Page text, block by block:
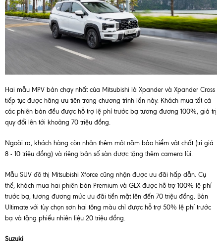
Hai mẫu MPV bán chạy nhất của Mitsubishi là Xpander và Xpander Cross
tiếp tục được hãng ưu tiên trong chương trình lần này. Khách mua tất cả
các phiên bản đều được hỗ trợ lệ phí trước bạ tương đương 100%, giá trị
quy đổi lên tới khoảng 70 triệu đồng.
Ngoài ra, khách hàng còn nhận thêm một năm bảo hiểm vật chất (trị giá
8 - 10 triệu đồng) và riêng bản số sàn được tặng thêm camera lùi.
Mẫu SUV đô thị Mitsubishi Xforce cũng nhận được ưu đãi hấp dẫn. Cụ
thể, khách mua hai phiên bản Premium và GLX được hỗ trợ 100% lệ phí
trước bạ, tương đương mức ưu đãi tiền mặt lên đến 70 triệu đồng. Bản
Ultimate với tùy chọn sơn hai tông màu chỉ được hỗ trợ 50% lệ phí trước
bạ và tặng phiếu nhiên liệu 20 triệu đồng.
Suzuki